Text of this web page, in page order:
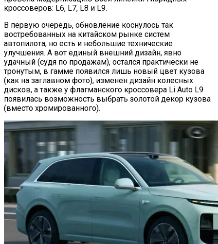
кроссоверов: L6, L7, L8 и L9.
В первую очередь, обновление коснулось так
востребованных на китайском рынке систем
автопилота, но есть и небольшие технические
улучшения. А вот единый внешний дизайн, явно
удачный (судя по продажам), остался практически не
тронутым, в гамме появился лишь новый цвет кузова
(как на заглавном фото), изменен дизайн колесных
дисков, а также у флагманского кроссовера Li Auto L9
появилась возможность выбрать золотой декор кузова
(вместо хромированного).